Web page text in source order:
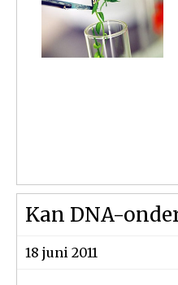
Kan DNA-
18 juni 2011